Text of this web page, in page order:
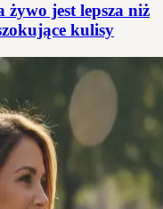
jest lepsza niż
kulisy